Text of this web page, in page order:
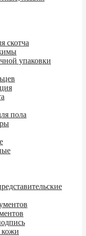
скотча
упаковки
пола
кожи